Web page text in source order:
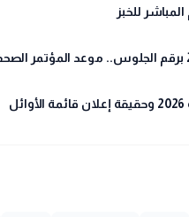
للخبز